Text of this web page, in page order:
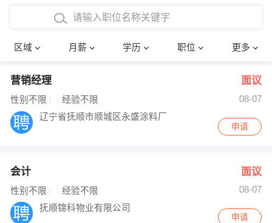
区域 月薪 学历 职位 更多
4000-5000元
8000-12000元
12000-20000元
博士
文员
财务会计
网络IT
快递员
确定
营销经理 面议
性别不限 经验不限
08-07
辽宁省抚顺市顺城区永盛涂料厂
申请
会计 面议
性别不限 经验不限
08-07
抚顺锦科物业有限公司
申请